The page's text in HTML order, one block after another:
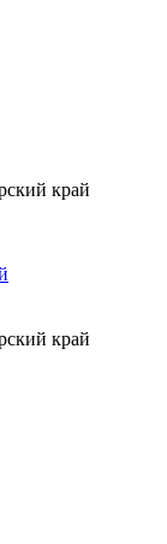
край
край